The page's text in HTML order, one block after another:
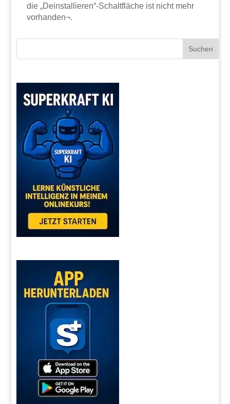
die „Deinstallieren“-Schaltfläche ist nicht mehr
vorhanden¬.